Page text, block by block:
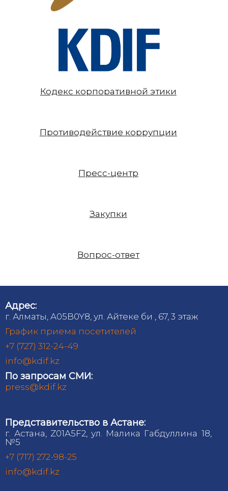
Кодекс корпоративной этики
Противодействие коррупции
Пресс-центр
Закупки
Вопрос-ответ
Адрес:
г. Алматы, A05B0Y8, ул. Айтеке би , 67, 3 этаж
График приема посетителей
+7 (727) 312-24-49
info@kdif.kz
По запросам СМИ:
press@kdif.kz
Представительство в Астане:
г. Астана, Z01A5F2, ул. Малика Габдуллина 18,
№5
+7 (717) 272-98-25
info@kdif.kz